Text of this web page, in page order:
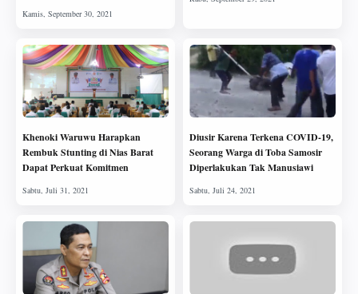
Khenoki Waruwu Harapkan
Rembuk Stunting di Nias Barat
Dapat Perkuat Komitmen
Diusir Karena Terkena COVID-19,
Seorang Warga di Toba Samosir
Diperlakukan Tak Manusiawi